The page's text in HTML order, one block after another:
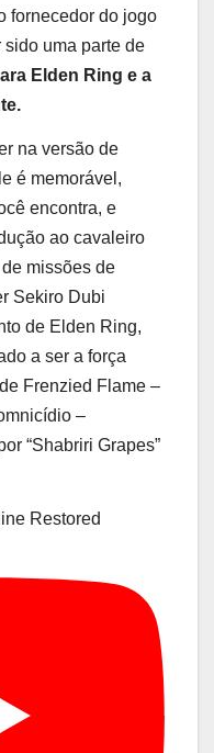
fornecedor do jogo
uma parte de
Elden Ring e a
na versão de
é memorável,
encontra, e
ao cavaleiro
missões de
Sekiro Dubi
de Elden Ring,
a ser a força
Frenzied Flame⁠ –
–
“Shabriri Grapes”
Restored